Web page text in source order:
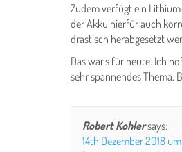
Zudem verfügt ein
der Akku hierfür auch
drastisch herabgesetzt
Das war´s für heute. Ich
sehr spannendes Thema.
Robert Kohlersays:
14th Dezember 2018